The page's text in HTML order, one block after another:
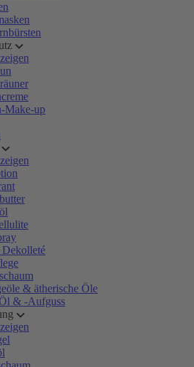
Make-up
& ätherische Öle
& -Aufguss